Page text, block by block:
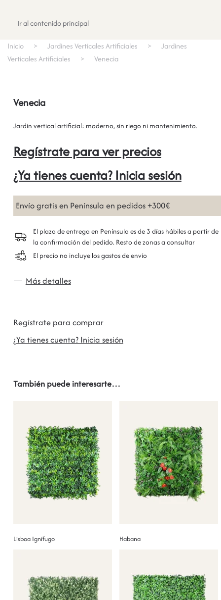
Ir al contenido principal
Inicio Jardines Verticales Artificiales
Jardines
Verticales Artificiales
Venecia
Venecia
Jardín vertical artificial: moderno, sin riego ni mantenimiento.
Regístrate para ver precios
¿Ya tienes cuenta? Inicia sesión
Envío gratis en Península en pedidos +300€
El plazo de entrega en Península es de 3 días hábiles a partir de
la confirmación del pedido. Resto de zonas a consultar
El precio no incluye los gastos de envío
Más detalles
Regístrate para comprar
¿Ya tienes cuenta? Inicia sesión
También puede interesarte…
Lisboa Ignífugo Habana